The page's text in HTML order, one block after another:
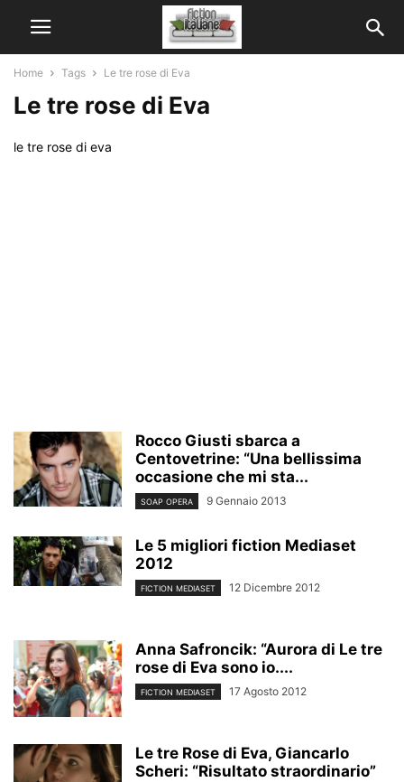
Home Tags Le tre rose di Eva
Le tre rose di Eva
le tre rose di eva
Rocco Giusti sbarca a
Centovetrine: “Una bellissima
occasione che mi sta...
SOAP OPERA 9 Gennaio 2013
Le 5 migliori fiction Mediaset
2012
FICTION MEDIASET 12 Dicembre 2012
Anna Safroncik: “Aurora di Le tre
rose di Eva sono io....
FICTION MEDIASET 17 Agosto 2012
Le tre Rose di Eva, Giancarlo
Scheri: “Risultato straordinario”